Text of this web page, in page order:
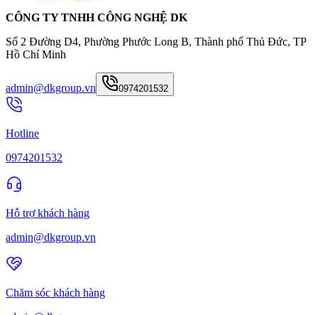
CÔNG TY TNHH CÔNG NGHỆ DK
Số 2 Đường D4, Phường Phước Long B, Thành phố Thủ Đức, TP
Hồ Chí Minh
admin@dkgroup.vn 0974201532
Hotline
0974201532
Hỗ trợ khách hàng
admin@dkgroup.vn
Chăm sóc khách hàng